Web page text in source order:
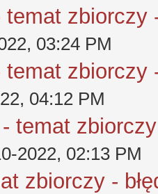
zbiorczy
03:24 PM
zbiorczy
04:12 PM
temat
2022, 02:13 PM
zbiorczy -